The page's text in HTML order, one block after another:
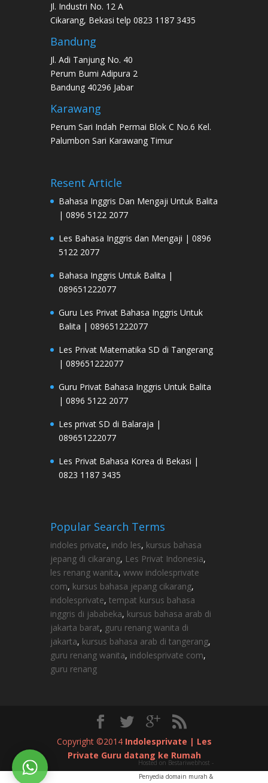
Jl. Industri No. 12 A
Cikarang, Bekasi telp 0823 1187 3435
Bandung
Jl. Adi Tanjung No. 40
Perum Bumi Adipura 2
Bandung 40296 Jabar
Karawang
Perum Sari Indah Permai Blok C No.6 Kel.
Palumbon Sari Karawang Timur
Resent Article
Bahasa Inggris Dan Mengaji Untuk Balita
| 0896 5122 2077
Les Bahasa Inggris dan Mengaji | 0896
5122 2077
Bahasa Inggris Untuk Balita |
089651222077
Guru Les Privat Bahasa Inggris Untuk
Balita | 089651222077
Les Privat Matematika SD di Tangerang
| 089651222077
Guru Privat Bahasa Inggris Untuk Balita
| 0896 5122 2077
Les privat SD di Balaraja |
089651222077
Les Privat Bahasa Korea di Bekasi |
0823 1187 3435
Popular Search Terms
indoles private, indo les, kursus bahasa
jepang di cikarang, Les Privat Indonesia,
les renang wanita, www indolesprivate
com, kursus bahasa jepang cikarang,
indolesprivate, tempat kursus bahasa
inggris di jababeka, kursus bahasa arab di
jakarta barat, guru renang wanita di
jakarta, kursus bahasa arab di tangerang,
guru renang wanita, indolesprivate com,
guru renang
Copyright ©2014 Indolesprivate | Les
Private Guru datang ke Rumah
Hosted on Bestariwebhost -
Penyedia domain murah &